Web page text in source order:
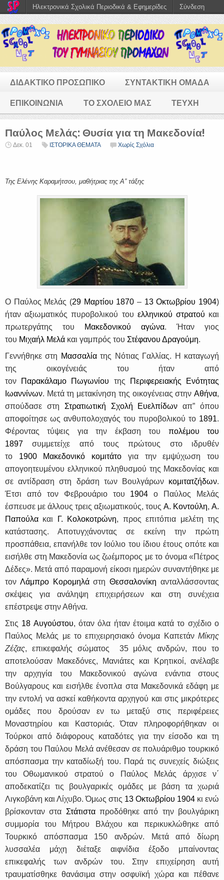
ΔΙΔΑΚΤΙΚΟ ΠΡΟΣΩΠΙΚΟ ΣΥΝΤΑΚΤΙΚΗ ΟΜΑΔΑ
ΕΠΙΚΟΙΝΩΝΙΑ ΤΟ ΣΧΟΛΕΙΟ ΜΑΣ ΤΕΥΧΗ
Παύλος Μελάς: Θυσία για τη Μακεδονία!
Δεκ. 01 ΙΣΤΟΡΙΚΑ ΘΕΜΑΤΑ Χωρίς Σχόλια
Της Ελένης Καραμήτσου, μαθήτριας της Α” τάξης
Ο Παύλος Μελάς (29 Μαρτίου 1870 – 13 Οκτωβρίου 1904)
ήταν αξιωματικός πυροβολικού του ελληνικού στρατού και
πρωτεργάτης του
Μακεδονικού αγώνα. Ήταν γιος
του Μιχαήλ Μελά και γαμπρός του Στέφανου Δραγούμη.
Γεννήθηκε στη Μασσαλίατης Νότιας Γαλλίας. Η καταγωγή
της οικογένειάς του ήταν από
τον
Παρακάλαμο Πωγωνίου της
Περιφερειακής Ενότητας
Ιωαννίνων. Μετά τη μετακίνηση της οικογένειας στην Αθήνα,
σπούδασε στη Στρατιωτική Σχολή Ευελπίδων απ” όπου
αποφοίτησε ως ανθυπολοχαγός του πυροβολικού το 1891.
Φέροντας τύψεις για την έκβαση του πολέμου του
1897 συμμετείχε από τους πρώτους στο ιδρυθέν
το 1900 Μακεδονικό κομιτάτο για την εμψύχωση του
απογοητευμένου ελληνικού πληθυσμού της Μακεδονίας και
σε αντίδραση στη δράση των Βουλγάρων κομιτατζήδων.
Έτσι από τον Φεβρουάριο του 1904 ο Παύλος Μελάς
έσπευσε με άλλους τρεις αξιωματικούς, τους Α. Κοντούλη, Α.
Παπούλα και Γ. Κολοκοτρώνη, προς επιτόπια μελέτη της
κατάστασης. Αποτυγχάνοντας σε εκείνη την πρώτη
προσπάθεια, επανήλθε τον Ιούλιο του ίδιου έτους οπότε και
εισήλθε στη Μακεδονία ως ζωέμπορος με το όνομα «Πέτρος
Δέδες». Μετά από παραμονή είκοσι ημερών συναντήθηκε με
τον Λάμπρο ΚορομηλάστηΘεσσαλονίκη ανταλλάσσοντας
σκέψεις για ανάληψη επιχειρήσεων και στη συνέχεια
επέστρεψε στην Αθήνα.
Στις 18 Αυγούστου, όταν όλα ήταν έτοιμα κατά το σχέδιο ο
Παύλος Μελάς με το επιχειρησιακό όνομα Καπετάν Μίκης
Ζέζας, επικεφαλής σώματος
35 μόλις ανδρών, που το
αποτελούσαν Μακεδόνες, Μανιάτες και Κρητικοί, ανέλαβε
την αρχηγία του Μακεδονικού αγώνα ενάντια στους
Βούλγαρους και εισήλθε ένοπλα στα Μακεδονικά εδάφη με
την εντολή να ασκεί καθήκοντα αρχηγού και στις μικρότερες
ομάδες που δρούσαν εν τω μεταξύ στις περιφέρειες
Μοναστηρίου και Καστοριάς. Όταν πληροφορήθηκαν οι
Τούρκοι από διάφορους καταδότες για την είσοδο και τη
δράση του Παύλου Μελά ανέθεσαν σε πολυάριθμο τουρκικό
απόσπασμα την καταδίωξή του. Παρά τις συνεχείς διώξεις
του Οθωμανικού στρατού ο Παύλος Μελάς άρχισε ν΄
αποδεκατίζει τις βουλγαρικές ομάδες με βάση τα χωριά
Λιγκοβάνη και Λίχυβο. Όμως στις 13 Οκτωβρίου 1904 κι ενώ
βρίσκονταν στα Στάτισταπροδόθηκε από την βουλγάρικη
συμμορία του Μήτρου Βλάχου και περικυκλώθηκε από
Τουρκικό απόσπασμα 150 ανδρών. Μετά από δίωρη
λυσσαλέα μάχη διέταξε αιφνίδια έξοδο μπαίνοντας
επικεφαλής των ανδρών του. Στην επιχείρηση αυτή
τραυματίσθηκε θανάσιμα στην οσφυϊκή χώρα και πέθανε
Ηλεκτρονικά Σχολικά Περιοδικά & Εφημερίδες Σύνδεση